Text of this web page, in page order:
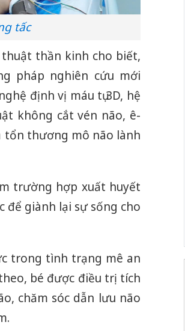
tấc
thuật thần kinh cho biết,
pháp nghiên cứu mới
định vị máu tụ 3D, hệ
không cắt vén não, ê-
tổn thương mô não lành
trường hợp xuất huyết
giành lại sự sống cho
trong tình trạng mê an
bé được điều trị tích
chăm sóc dẫn lưu não
bảo vệ môi trường
kinh doanh
Công an Thanh Hóa
tìm bị hại trong vụ
án sản xuất, buôn
bán yến sào giả
bán bình sữa
Moyuum giả